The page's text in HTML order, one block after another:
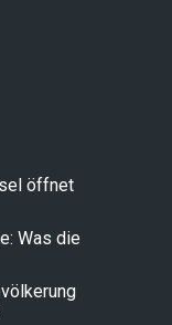
öffnet
Was die